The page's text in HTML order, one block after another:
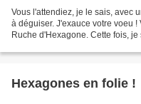
Vous l'attendiez, je le sais, avec
à déguiser. J'exauce votre voeu
Ruche d'Hexagone. Cette fois,
Hexagones en folie !